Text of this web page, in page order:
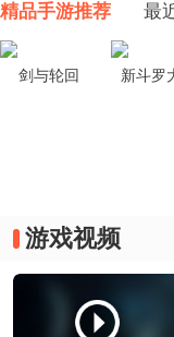
精品手游推荐 最
剑与轮回 新斗罗
游戏视频